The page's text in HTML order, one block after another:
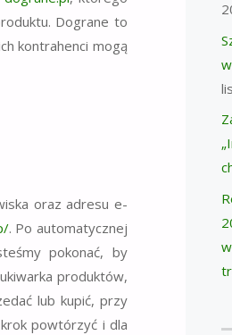
Dograne to
kontrahenci mogą
oraz adresu e-
. Po automatycznej
pokonać, by
produktów,
lub kupić, przy
powtórzyć i dla